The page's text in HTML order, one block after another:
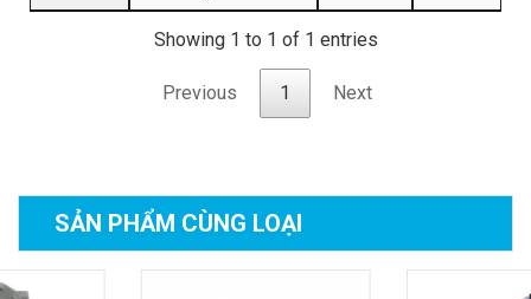
Showing 1 to 1 of 1 entries
Previous 1 Next
SẢN PHẨM CÙNG LOẠI